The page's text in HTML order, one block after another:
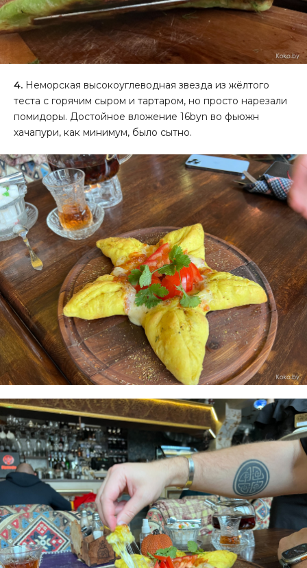
4. Неморская высокоуглеводная звезда из жёлтого
теста с горячим сыром и тартаром, но просто нарезали
помидоры. Достойное вложение 16byn во фьюжн
хачапури, как минимум, было сытно.